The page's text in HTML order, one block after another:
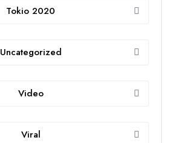
Tokio 2020
Uncategorized
Video
Viral